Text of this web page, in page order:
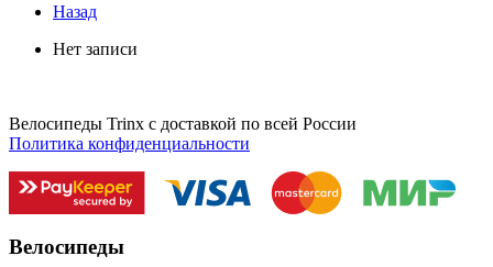
Назад
Нет записи
Велосипеды Trinx с доставкой по всей России
Политика конфиденциальности
Велосипеды